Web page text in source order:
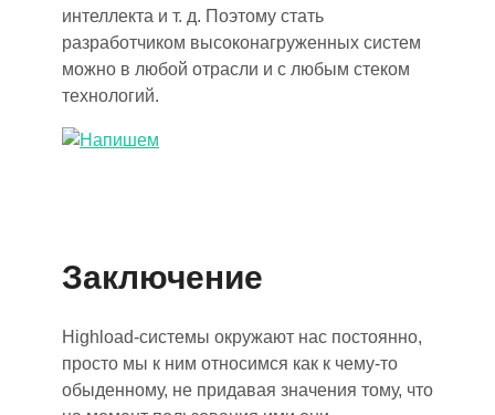
интеллекта и т. д. Поэтому стать
разработчиком высоконагруженных систем
можно в любой отрасли и с любым стеком
технологий.
Заключение
Highload-системы окружают нас постоянно,
просто мы к ним относимся как к чему-то
обыденному, не придавая значения тому, что